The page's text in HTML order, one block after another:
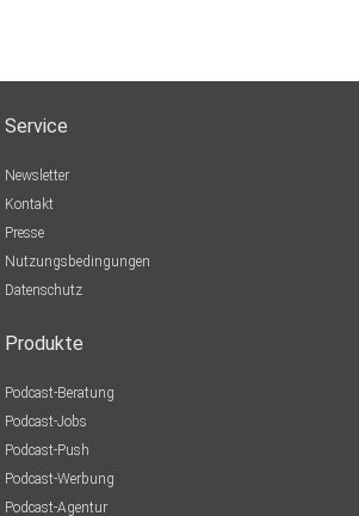
Service
Newsletter
Kontakt
Presse
Nutzungsbedingungen
Datenschutz
Produkte
Podcast-Beratung
Podcast-Jobs
Podcast-Push
Podcast-Werbung
Podcast-Agentur